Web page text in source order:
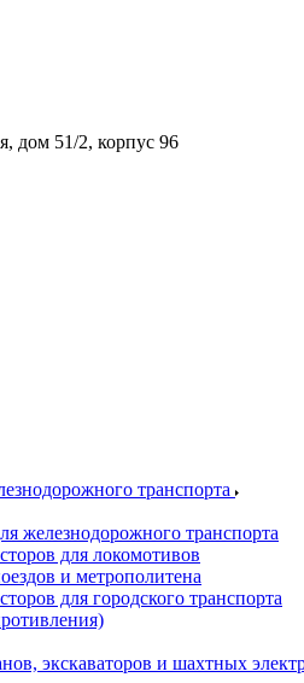
дом 51/2, корпус 96
транспорта
железнодорожного транспорта
для локомотивов
и метрополитена
для городского транспорта
экскаваторов и шахтных